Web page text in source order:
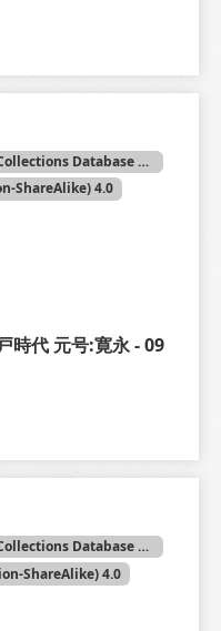
Rekihaku Collection Database (Collections Database of the National Museum of Japanese History)
ShareAlike) 4.0
時代 元号:寛永 - 09
Rekihaku Collection Database (Collections Database of the National Museum of Japanese History)
ShareAlike) 4.0